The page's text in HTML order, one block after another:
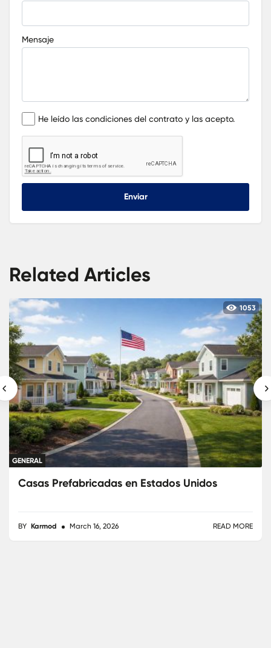
Mensaje
He leído las condiciones del contrato y las acepto.
Enviar
Related Articles
222
GENERAL
Casas prefabricadas Sevilla
BY Karmod June 24, 2026 READ MORE